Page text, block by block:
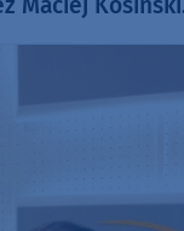
Maciej